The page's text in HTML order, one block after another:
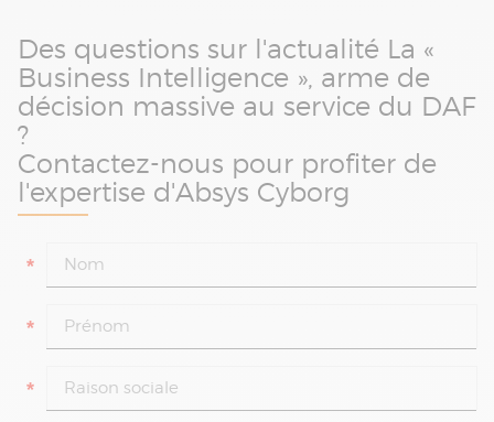
Des questions sur l'actualité La «
Business Intelligence », arme de
décision massive au service du DAF
?
Contactez-nous pour profiter de
l'expertise d'Absys Cyborg
*
*
*